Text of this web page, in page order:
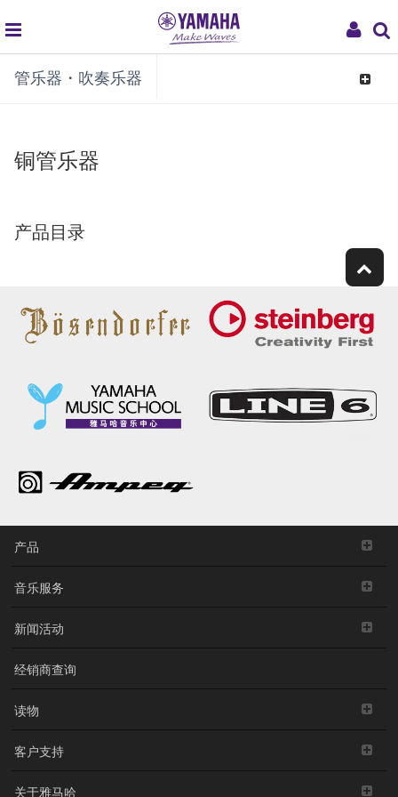
My
global
navigation
管乐器・吹奏乐器
Toggle
铜管乐器
产品目录
产品
音乐服务
新闻活动
经销商查询
读物
客户支持
关于雅马哈